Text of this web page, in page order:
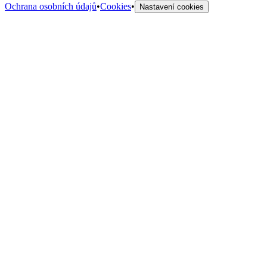
Ochrana osobních údajů•Cookies• Nastavení cookies